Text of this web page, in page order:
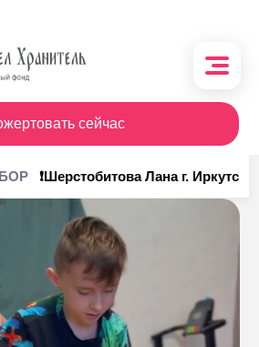
сейчас
О фонде
Поступления
Кому помочь
Кому помогли
❗Шерстобитова Лана г. Иркутск❗